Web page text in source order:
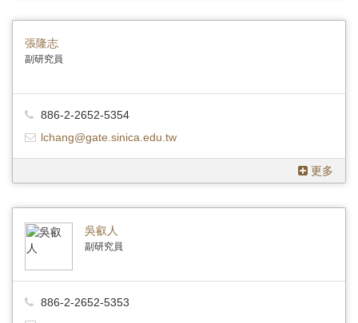
張隆志
副研究員
886-2-2652-5354
lchang@gate.sinica.edu.tw
更多
吳叡人
副研究員
886-2-2652-5353